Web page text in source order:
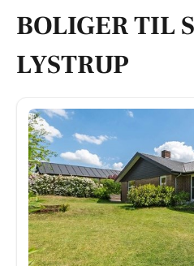
BOLIGER TIL
LYSTRUP